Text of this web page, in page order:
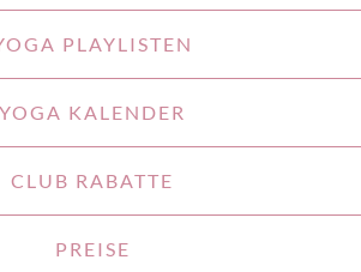
PLAYLISTEN
YOGA KALENDER
CLUB RABATTE
PREISE